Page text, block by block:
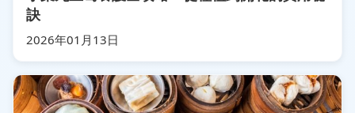
訣
2026年01月13日